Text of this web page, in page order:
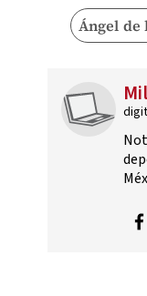
Ángel de